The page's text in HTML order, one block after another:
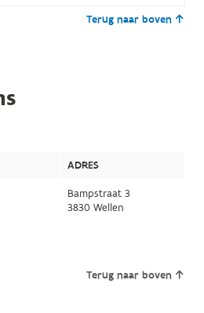
Terug naar boven
ADRES
Bampstraat 3
3830 Wellen
Terug naar boven